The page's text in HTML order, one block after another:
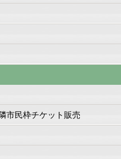
市民枠チケット販売